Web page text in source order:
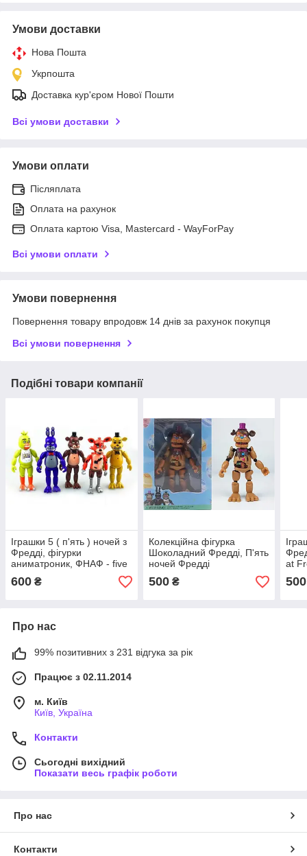
Умови доставки
Нова Пошта
Укрпошта
Доставка кур'єром Нової Пошти
Всі умови доставки
Умови оплати
Післяплата
Оплата на рахунок
Оплата картою Visa, Mastercard - WayForPay
Всі умови оплати
Умови повернення
Повернення товару впродовж 14 днів за рахунок покупця
Всі умови повернення
Подібні товари компанії
Іграшки 5 ( п'ять ) ночей з
Фредді, фігурки
аниматроник, ФНАФ - five
nights at freddy's, 5 шт
600 ₴
Колекційна фігурка
Шоколадний Фредді, П'ять
ночей Фредді
500₴
at
500
Про нас
99% позитивних з 231 відгука за рік
Працює з 02.11.2014
м. Київ
Київ, Україна
Контакти
Сьогодні вихідний
Показати весь графік роботи
Про нас
Контакти